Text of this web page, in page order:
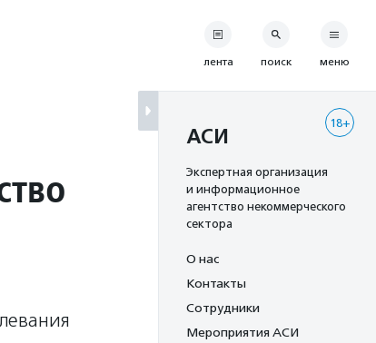
лента поиск меню
18+
АСИ
Экспертная организация
и информационное
агентство некоммерческого
сектора
О нас
Контакты
Сотрудники
Мероприятия АСИ